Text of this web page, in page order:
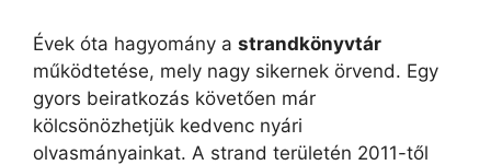
Évek óta hagyomány a strandkönyvtár
működtetése, mely nagy sikernek örvend. Egy
gyors beiratkozás követően már
kölcsönözhetjük kedvenc nyári
olvasmányainkat. A strand területén 2011-től